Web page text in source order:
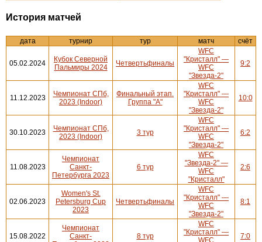
История матчей
дата турнир тур матч счёт
05.02.2024
Кубок Северной
Пальмиры 2024
Четвертьфиналы
WFC
"Кристалл" —
WFC
"Звезда-2"
9:2
11.12.2023
Чемпионат СПб,
2023 (Indoor)
Финальный этап.
Группа "А"
WFC
"Кристалл" —
WFC
"Звезда-2"
10:0
30.10.2023
Чемпионат СПб,
2023 (Indoor)
3 тур
WFC
"Кристалл" —
WFC
"Звезда-2"
6:2
11.08.2023
Чемпионат
Санкт-
Петербурга 2023
6 тур
WFC
"Звезда-2" —
WFC
"Кристалл"
2:6
02.06.2023
Women's St.
Petersburg Cup
2023
Четвертьфиналы
WFC
"Кристалл" —
WFC
"Звезда-2"
8:1
15.08.2022
Чемпионат
Санкт-
8 тур
WFC
"Кристалл" —
WFC
7:0